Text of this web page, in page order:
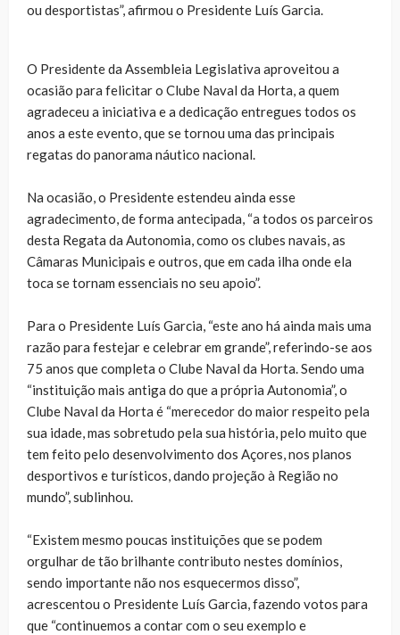
ou desportistas”, afirmou o Presidente Luís Garcia.
O Presidente da Assembleia Legislativa aproveitou a
ocasião para felicitar o Clube Naval da Horta, a quem
agradeceu a iniciativa e a dedicação entregues todos os
anos a este evento, que se tornou uma das principais
regatas do panorama náutico nacional.
Na ocasião, o Presidente estendeu ainda esse
agradecimento, de forma antecipada, “a todos os parceiros
desta Regata da Autonomia, como os clubes navais, as
Câmaras Municipais e outros, que em cada ilha onde ela
toca se tornam essenciais no seu apoio”.
Para o Presidente Luís Garcia, “este ano há ainda mais uma
razão para festejar e celebrar em grande”, referindo-se aos
75 anos que completa o Clube Naval da Horta. Sendo uma
“instituição mais antiga do que a própria Autonomia”, o
Clube Naval da Horta é “merecedor do maior respeito pela
sua idade, mas sobretudo pela sua história, pelo muito que
tem feito pelo desenvolvimento dos Açores, nos planos
desportivos e turísticos, dando projeção à Região no
mundo”, sublinhou.
“Existem mesmo poucas instituições que se podem
orgulhar de tão brilhante contributo nestes domínios,
sendo importante não nos esquecermos disso”,
acrescentou o Presidente Luís Garcia, fazendo votos para
que “continuemos a contar com o seu exemplo e